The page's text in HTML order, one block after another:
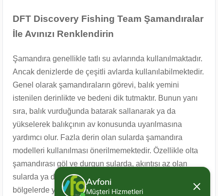
DFT Discovery Fishing Team Şamandıralar
İle Avınızı Renklendirin
Şamandıra genellikle tatlı su avlarında kullanılmaktadır.
Ancak denizlerde de çeşitli avlarda kullanılabilmektedir.
Genel olarak şamandıraların görevi, balık yemini
istenilen derinlikte ve bedeni dik tutmaktır. Bunun yanı
sıra, balık vurduğunda batarak sallanarak ya da
yükselerek balıkçının av konusunda uyarılmasına
yardımcı olur. Fazla derin olan sularda şamandıra
modelleri kullanılması önerilmemektedir. Özellikle olta
şamandırası göl ve durgun sularda, akıntısı az olan
sularda ya da sakin deniz koylarında veya sığ
bölgelerde yapılan olta avcılıklarında kullanılmaktadır.
Avfoni
Müşteri Hizmetleri